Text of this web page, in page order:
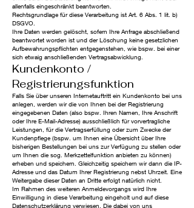
allenfalls eingeschränkt beantworten.
Rechtsgrundlage für diese Verarbeitung ist Art. 6 Abs. 1 lit. b)
DSGVO.
Ihre Daten werden gelöscht, sofern Ihre Anfrage abschließend
beantwortet worden ist und der Löschung keine gesetzlichen
Aufbewahrungspflichten entgegenstehen, wie bspw. bei einer
sich etwaig anschließenden Vertragsabwicklung.
Kundenkonto /
Registrierungsfunktion
Falls Sie über unseren Internetauftritt ein Kundenkonto bei uns
anlegen, werden wir die von Ihnen bei der Registrierung
eingegebenen Daten (also bspw. Ihren Namen, Ihre Anschrift
oder Ihre E-Mail-Adresse) ausschließlich für vorvertragliche
Leistungen, für die Vertragserfüllung oder zum Zwecke der
Kundenpflege (bspw. um Ihnen eine Übersicht über Ihre
bisherigen Bestellungen bei uns zur Verfügung zu stellen oder
um Ihnen die sog. Merkzettelfunktion anbieten zu können)
erheben und speichern. Gleichzeitig speichern wir dann die IP-
Adresse und das Datum Ihrer Registrierung nebst Uhrzeit. Eine
Weitergabe dieser Daten an Dritte erfolgt natürlich nicht.
Im Rahmen des weiteren Anmeldevorgangs wird Ihre
Einwilligung in diese Verarbeitung eingeholt und auf diese
Datenschutzerklärung verwiesen. Die dabei von uns